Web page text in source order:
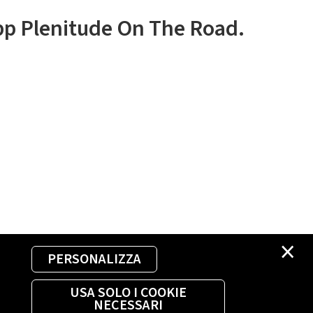
×
PERSONALIZZA
USA SOLO I COOKIE
NECESSARI
Plenitude On The Road.